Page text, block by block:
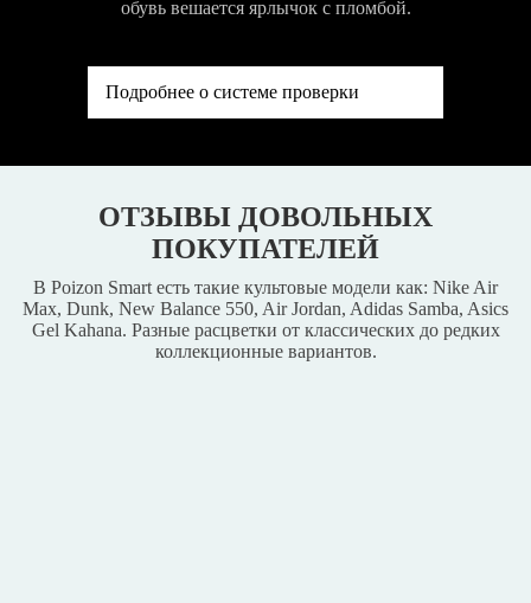
обувь вешается ярлычок с пломбой.
Подробнее о системе проверки
ОТЗЫВЫ ДОВОЛЬНЫХ
ПОКУПАТЕЛЕЙ
В Poizon Smart есть такие культовые модели как: Nike Air
Max, Dunk, New Balance 550, Air Jordan, Adidas Samba, Asics
Gel Kahana. Разные расцветки от классических до редких
коллекционные вариантов.